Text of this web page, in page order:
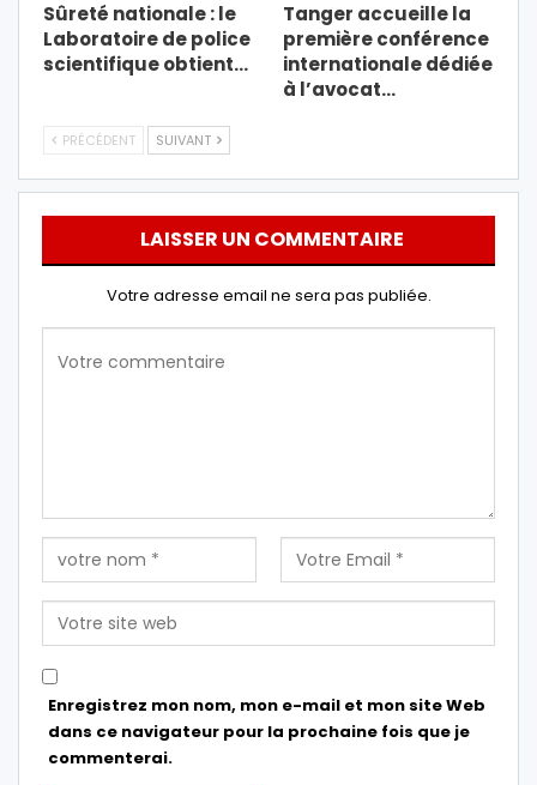
Sûreté nationale : le
Laboratoire de police
scientifique obtient…
Tanger accueille la
première conférence
internationale dédiée
à l’avocat…
PRÉCÉDENT SUIVANT
LAISSER UN COMMENTAIRE
Votre adresse email ne sera pas publiée.
Enregistrez mon nom, mon e-mail et mon site Web
dans ce navigateur pour la prochaine fois que je
commenterai.